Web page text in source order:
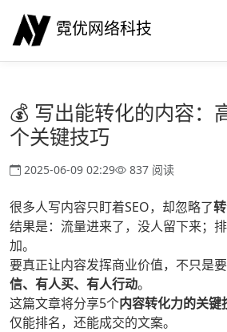
霓优网络科技
💰 写出能转化的内容：
个关键技巧
2025-06-09 02:29 837 阅读
很多人写内容只盯着SEO，却忽略了
结果是：流量进来了，没人留下来；
加。
要真正让内容发挥商业价值，不只是
信、有人买、有人行动。
这篇文章将分享5个内容转化力的关键
仅能排名，还能成交的文案。